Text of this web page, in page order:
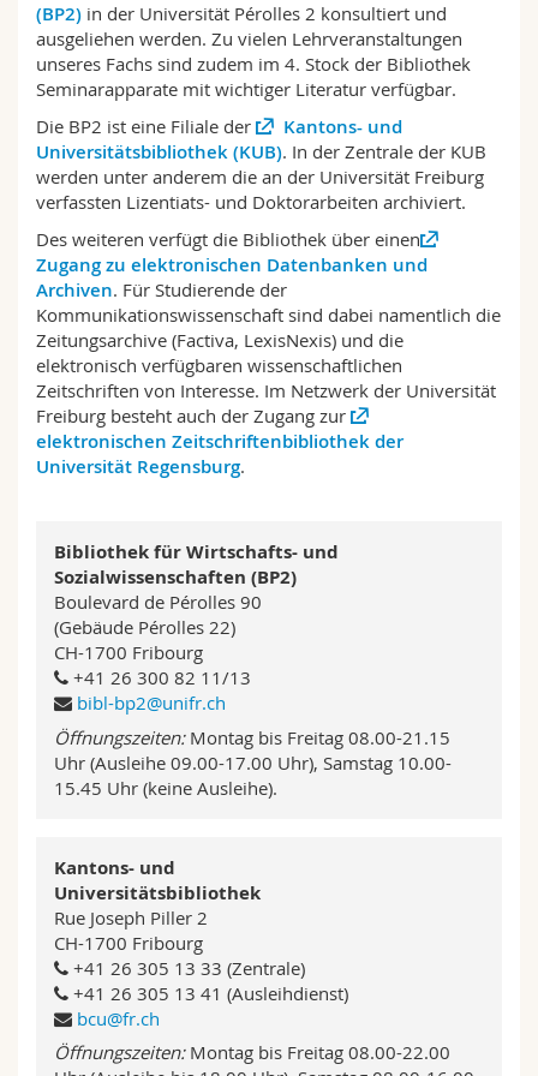
Math.-Nat. und Med. Fak.
Interfakultär
Mitarbeitende
Doktorierende
Webmail
Vorlesungsverzeichnis
MyUnifr
(BP2) in der Universität Pérolles 2 konsultiert und
ausgeliehen werden. Zu vielen Lehrveranstaltungen
unseres Fachs sind zudem im 4. Stock der Bibliothek
Seminarapparate mit wichtiger Literatur verfügbar.
Die BP2 ist eine Filiale der
Kantons- und
Universitätsbibliothek (KUB). In der Zentrale der KUB
werden unter anderem die an der Universität Freiburg
verfassten Lizentiats- und Doktorarbeiten archiviert.
Des weiteren verfügt die Bibliothek über einen
Zugang zu elektronischen Datenbanken und
Archiven. Für Studierende der
Kommunikationswissenschaft sind dabei namentlich die
Zeitungsarchive (Factiva, LexisNexis) und die
elektronisch verfügbaren wissenschaftlichen
Zeitschriften von Interesse. Im Netzwerk der Universität
Freiburg besteht auch der Zugang zur
elektronischen Zeitschriftenbibliothek der
Universität Regensburg.
Bibliothek für Wirtschafts- und
Sozialwissenschaften (BP2)
Boulevard de Pérolles 90
(Gebäude Pérolles 22)
CH-1700 Fribourg
+41 26 300 82 11/13
bibl-bp2@unifr.ch
Öffnungszeiten: Montag bis Freitag 08.00-21.15
Uhr (Ausleihe 09.00-17.00 Uhr), Samstag 10.00-
15.45 Uhr (keine Ausleihe).
Kantons- und
Universitätsbibliothek
Rue Joseph Piller 2
CH-1700 Fribourg
+41 26 305 13 33 (Zentrale)
+41 26 305 13 41 (Ausleihdienst)
bcu@fr.ch
Öffnungszeiten:Montag bis Freitag 08.00-22.00